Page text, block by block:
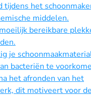
tijdens het
middelen.
bereikbare
je
bacteriën te
het afronden van het
dit motiveert voor